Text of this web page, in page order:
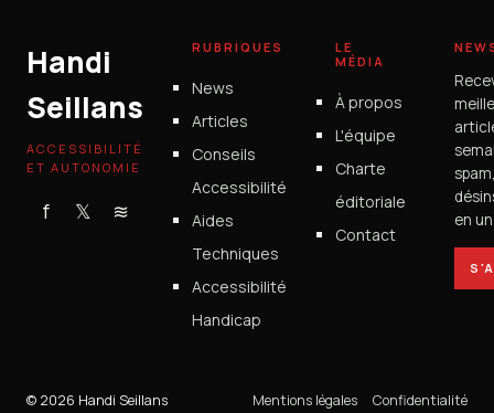
Handi
Seillans
ACCESSIBILITÉ
ET AUTONOMIE
f 𝕏 ≋
RUBRIQUES
News
Articles
Conseils
Accessibilité
Aides
Techniques
Accessibilité
Handicap
LE
MÉDIA
À propos
L'équipe
Charte
éditoriale
Contact
en
© 2026 Handi Seillans Mentions légales Confidentialité